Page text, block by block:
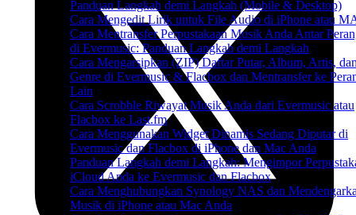
Panduan Langkah demi Langkah (Mobile & Desktop)
Cara Mengedit Lirik untuk File Audio di iPhone atau
Cara Mentransfer Perpustakaan Musik Anda Antar
di Evermusic: Panduan Langkah demi Langkah
Cara Mengarsipkan (ZIP) Daftar Putar, Album, Artis,
Genre di Evermusic & Flacbox dan Mentransfer ke
Lain
Cara Scrobble Riwayat Musik Anda dari Evermusic atau
Flacbox ke Last.fm
Cara Menggunakan Widget Dinamis Sedang Diputar di
Evermusic dan Flacbox di iPhone dan Mac Anda
Panduan Langkah demi Langkah: Mengimpor
iCloud Anda ke Evermusic dan Flacbox
Cara Menghubungkan Synology NAS dan
Musik di iPhone atau Mac Anda